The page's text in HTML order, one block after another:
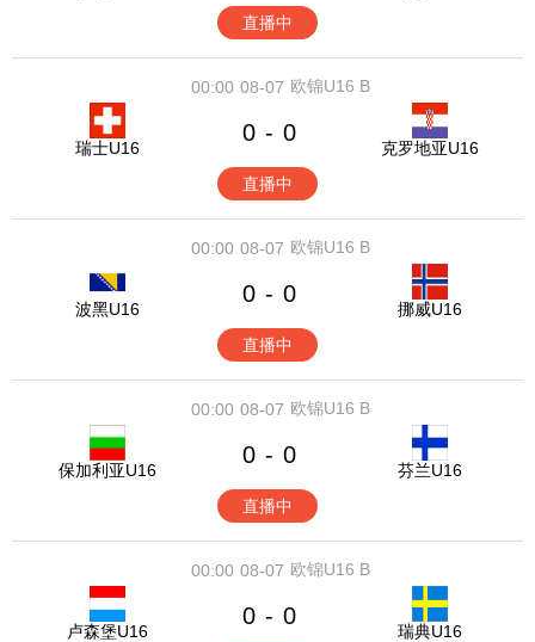
直播中
08-07
00:00 欧锦U16 B
瑞士U16
0 - 0
克罗地亚U16
直播中
08-07
00:00 欧锦U16 B
波黑U16
0 - 0
挪威U16
直播中
08-07
00:00 欧锦U16 B
保加利亚U16
0 - 0
芬兰U16
直播中
08-07
00:00 欧锦U16 B
卢森堡U16
0 - 0
瑞典U16